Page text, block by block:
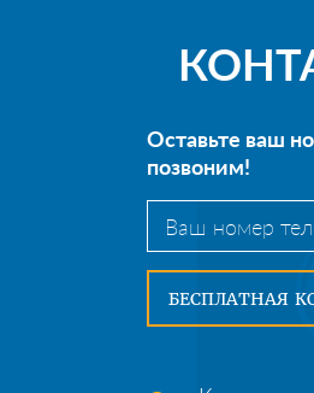
Оставьте ваш
позвоним!